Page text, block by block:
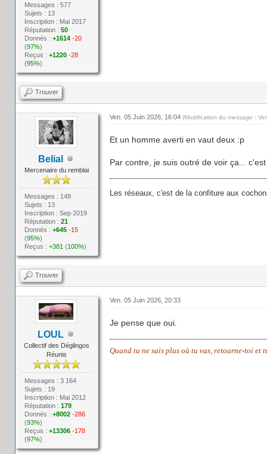
Messages : 577
Sujets : 13
Inscription : Mai 2017
Réputation :50
Donnés :+1614 -20
(97%)
Reçus :+1220 -28
(95%)
Trouver
Belial
Mercenaire du remblai
Messages : 148
Sujets : 13
Inscription : Sep 2019
Réputation :21
Donnés :+645 -15
(95%)
Reçus :+381 (100%)
Ven. 05 Juin 2026, 16:04 (Modification du message :
Et un homme averti en vaut deux :p
Par contre, je suis outré de voir ça...
Les réseaux, c'est de la confiture aux
Trouver
LOUL
Collectif des Déglingos
Réunis
Messages : 3 164
Sujets : 19
Inscription : Mai 2012
Réputation :179
Donnés :+8002 -286
(93%)
Reçus :+13306 -178
(97%)
Ven. 05 Juin 2026, 20:33
Je pense que oui.
Quand tu ne sais plus où tu vas, retourne-toi